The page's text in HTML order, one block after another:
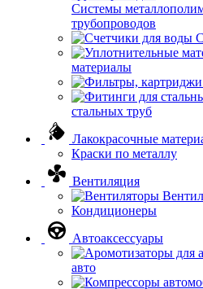
Системы
трубопроводов
материалы
стальных труб
Лакокрасочные
Краски по металлу
Вентиляция
Кондиционеры
Автоаксессуары
авто